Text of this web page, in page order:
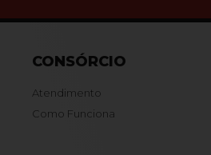
CONSÓRCIO
Atendimento
Como Funciona